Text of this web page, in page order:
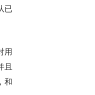
已
用
且
和